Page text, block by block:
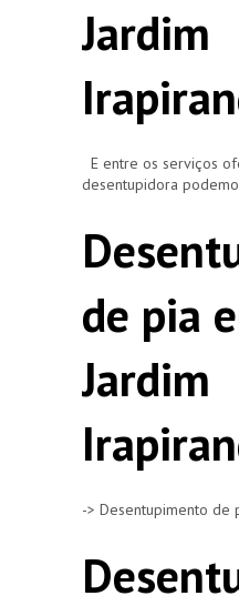
Jardim
E entre os serviços
desentupidora
de pia
Jardim
-> Desentupimento de